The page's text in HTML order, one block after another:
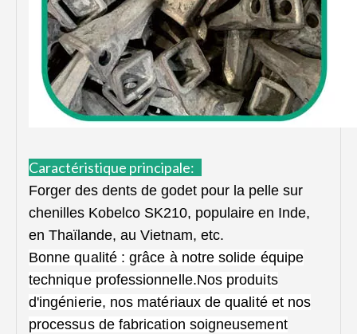
Caractéristique principale:
Forger des dents de godet pour la pelle sur
chenilles Kobelco SK210, populaire en Inde,
en Thaïlande, au Vietnam, etc.
Bonne qualité : grâce à notre solide équipe
technique professionnelle.Nos produits
d'ingénierie, nos matériaux de qualité et nos
processus de fabrication soigneusement